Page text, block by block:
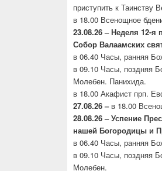
приступить к Таинству
в 18.00 Всенощное
23.08.26 – Неделя 12-я
Собор Валаамских
в 06.40 Часы, ранняя
в 09.10 Часы, поздняя
Молебен. Панихида.
в 18.00 Акафист прп.
27.08.26 –в 18.00
28.08.26 – Успение
нашей Богородицы и
в 06.40 Часы, ранняя
в 09.10 Часы, поздняя
Молебен.